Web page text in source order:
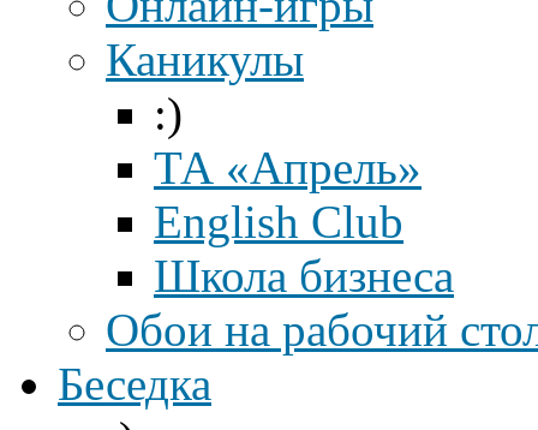
Каникулы
:)
ТА «Апрель»
English Club
Школа бизнеса
Обои на рабочий
Беседка